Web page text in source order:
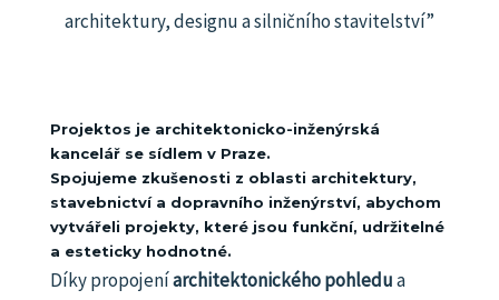
architektury, designu a silničního stavitelství”
Projektos je architektonicko-inženýrská
kancelář se sídlem v Praze.
Spojujeme zkušenosti z oblasti architektury,
stavebnictví a dopravního inženýrství, abychom
vytvářeli projekty, které jsou funkční, udržitelné
a esteticky hodnotné.
Díky propojeníarchitektonického pohledua